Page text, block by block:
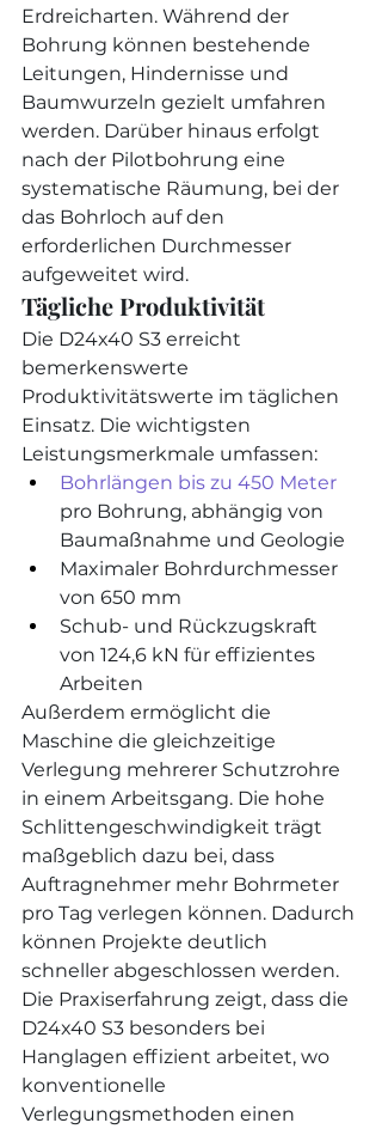
Erdreicharten. Während der
Bohrung können bestehende
Leitungen, Hindernisse und
Baumwurzeln gezielt umfahren
werden. Darüber hinaus erfolgt
nach der Pilotbohrung eine
systematische Räumung, bei der
das Bohrloch auf den
erforderlichen Durchmesser
aufgeweitet wird.
Tägliche Produktivität
Die D24x40 S3 erreicht
bemerkenswerte
Produktivitätswerte im täglichen
Einsatz. Die wichtigsten
Leistungsmerkmale umfassen:
Bohrlängen bis zu 450 Meter
pro Bohrung, abhängig von
Baumaßnahme und Geologie
Maximaler Bohrdurchmesser
von 650 mm
Schub- und Rückzugskraft
von 124,6 kN für effizientes
Arbeiten
Außerdem ermöglicht die
Maschine die gleichzeitige
Verlegung mehrerer Schutzrohre
in einem Arbeitsgang. Die hohe
Schlittengeschwindigkeit trägt
maßgeblich dazu bei, dass
Auftragnehmer mehr Bohrmeter
pro Tag verlegen können. Dadurch
können Projekte deutlich
schneller abgeschlossen werden.
Die Praxiserfahrung zeigt, dass die
D24x40 S3 besonders bei
Hanglagen effizient arbeitet, wo
konventionelle
Verlegungsmethoden einen